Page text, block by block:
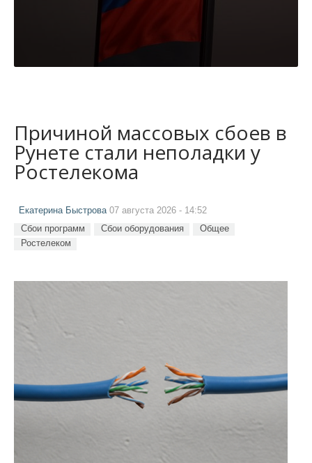
Причиной массовых сбоев в
Рунете стали неполадки у
Ростелекома
Екатерина Быстрова07 августа 2026 - 14:52
Сбои программ Сбои оборудования
Общее
Ростелеком